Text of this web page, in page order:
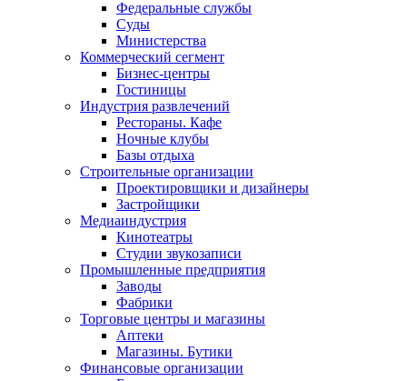
Федеральные службы
Суды
Министерства
Коммерческий сегмент
Бизнес-центры
Гостиницы
Индустрия развлечений
Рестораны. Кафе
Ночные клубы
Базы отдыха
Строительные организации
Проектировщики и дизайнеры
Застройщики
Медиаиндустрия
Кинотеатры
Студии звукозаписи
Промышленные предприятия
Заводы
Фабрики
Торговые центры и магазины
Аптеки
Магазины. Бутики
Финансовые организации